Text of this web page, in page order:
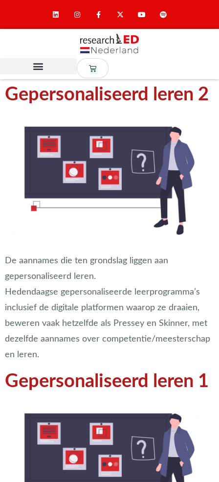
Gepersonaliseerd leren 2
De aannames die ten grondslag liggen aan
gepersonaliseerd leren.
Hedendaagse gepersonaliseerde leerprogramma’s
inclusief de digitale platformen waarop ze draaien,
beweren vaak hetzelfde als Pressey en Skinner, met
dezelfde aannames over competentie/meesterschap
en leren.
Gepersonaliseerd leren 1